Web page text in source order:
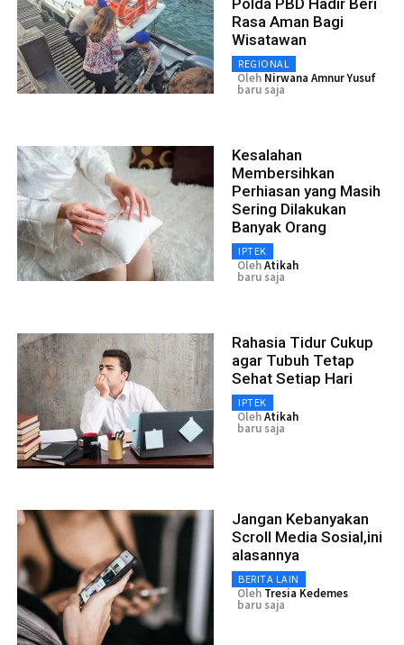
Polda PBD Hadir Beri
Rasa Aman Bagi
Wisatawan
REGIONAL
Oleh Nirwana Amnur Yusuf
baru saja
Kesalahan
Membersihkan
Perhiasan yang Masih
Sering Dilakukan
Banyak Orang
IPTEK
OlehAtikah
baru saja
Rahasia Tidur Cukup
agar Tubuh Tetap
Sehat Setiap Hari
IPTEK
OlehAtikah
baru saja
Jangan Kebanyakan
Scroll Media Sosial,ini
alasannya
BERITA LAIN
Oleh Tresia Kedemes
baru saja